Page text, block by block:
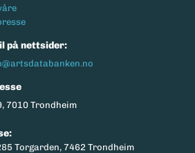
på nettsider:
7010 Trondheim
Torgarden, 7462 Trondheim